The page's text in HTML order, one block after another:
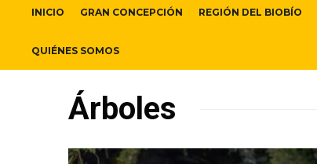
INICIO GRAN CONCEPCIÓN REGIÓN DEL BIOBÍO
QUIÉNES SOMOS
Árboles